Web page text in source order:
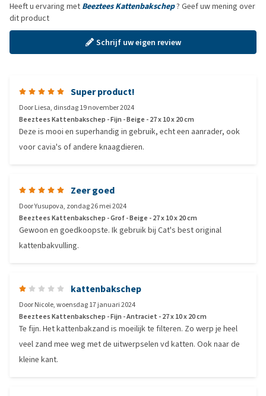
Heeft u ervaring met Beeztees Kattenbakschep? Geef uw mening over
dit product
Schrijf uw eigen review
Super product!
DoorLiesa, dinsdag 19 november 2024
Beeztees Kattenbakschep - Fijn - Beige - 27 x 10 x 20 cm
Deze is mooi en superhandig in gebruik, echt een aanrader, ook
voor cavia's of andere knaagdieren.
Zeer goed
DoorYusupova, zondag 26 mei 2024
Beeztees Kattenbakschep - Grof - Beige - 27 x 10 x 20 cm
Gewoon en goedkoopste. Ik gebruik bij Cat's best original
kattenbakvulling.
kattenbakschep
DoorNicole,woensdag 17 januari 2024
Beeztees Kattenbakschep - Fijn - Antraciet - 27 x 10 x 20 cm
Te fijn. Het kattenbakzand is moeilijk te filteren. Zo werp je heel
veel zand mee weg met de uitwerpselen vd katten. Ook naar de
kleine kant.